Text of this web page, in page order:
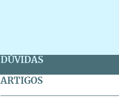
DÚVIDAS
ARTIGOS